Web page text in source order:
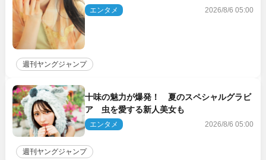
美女も ヤンジャン最新号
エンタメ 2026/8/6 05:00
週刊ヤングジャンプ
十味の魅力が爆発！ 夏のスペシャルグラビ
ア 虫を愛する新人美女も
エンタメ 2026/8/6 05:00
週刊ヤングジャンプ